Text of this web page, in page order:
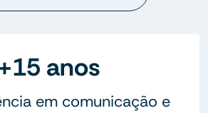
anos
em comunicação e